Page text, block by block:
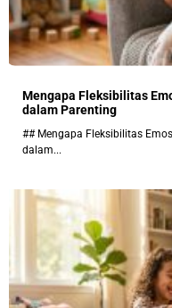
Mengapa Fleksibilitas
dalam Parenting
## Mengapa Fleksibilitas
dalam...